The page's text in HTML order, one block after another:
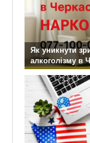
Як уникнути
алкоголізму в